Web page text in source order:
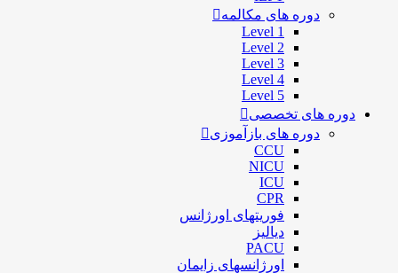
دوره های مکالمه
Level 1
Level 2
Level 3
Level 4
Level 5
دوره های تخصصی
دوره های بازآموزی
CCU
NICU
ICU
CPR
فوریتهای اورژانس
دیالیز
PACU
اورژانسهای زایمان